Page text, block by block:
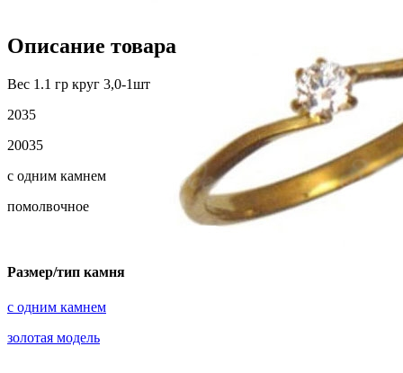
Описание товара
Вес 1.1 гр круг 3,0-1шт
2035
20035
с одним камнем
помолвочное
Размер/тип камня
с одним камнем
золотая модель